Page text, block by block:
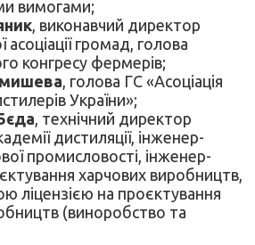
вимогами;
, виконавчий директор
асоціації громад, голова
конгресу фермерів;
, голова ГС «Асоціація
України»;
, технічний директор
дистиляції, інженер-
промисловості, інженер-
харчових виробництв,
ліцензією на проєктування
(виноробство та